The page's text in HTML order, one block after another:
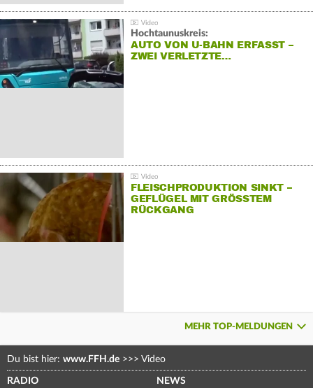
Hochtaunuskreis:
AUTO VON U-BAHN ERFASST –
ZWEI VERLETZTE…
FLEISCHPRODUKTION SINKT –
GEFLÜGEL MIT GRÖSSTEM R
ÜCKGANG
MEHR TOP-MELDUNGEN
Du bist hier: www.FFH.de >>> Video
RADIO NEWS